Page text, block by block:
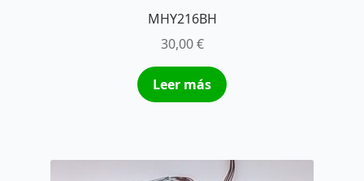
MHY216BH
30,00€
Leer más